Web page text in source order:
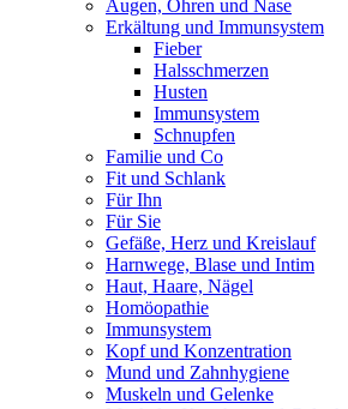
Augen, Ohren und Nase
Erkältung und Immunsystem
Fieber
Halsschmerzen
Husten
Immunsystem
Schnupfen
Familie und Co
Fit und Schlank
Für Ihn
Für Sie
Gefäße, Herz und Kreislauf
Harnwege, Blase und Intim
Haut, Haare, Nägel
Homöopathie
Immunsystem
Kopf und Konzentration
Mund und Zahnhygiene
Muskeln und Gelenke